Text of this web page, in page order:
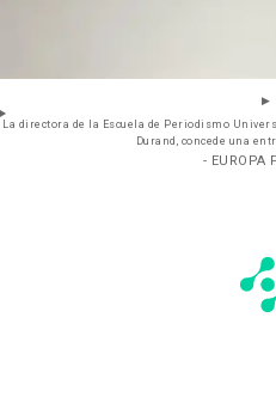
La directora de la Escuela de Periodismo
Durand, concede una
- EUROPA